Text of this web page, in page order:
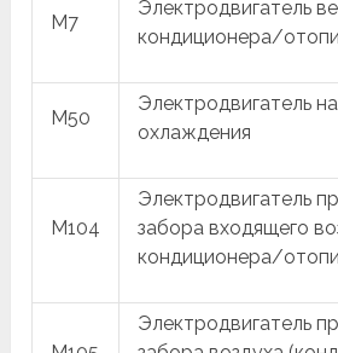
M7
Электродвигатель
кондиционера/
M50
Электродвигатель
охлаждения
M104
Электродвигатель
забора входящего
кондиционера/
Электродвигатель